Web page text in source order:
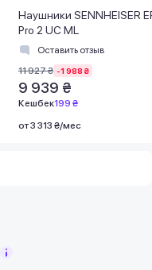
Наушники SENNHEISER
Pro 2 UC ML
Оставить отзыв
11 927 ₴ -1 988 ₴
9 939 ₴
Кешбек199 ₴
от 3 313 ₴/мес